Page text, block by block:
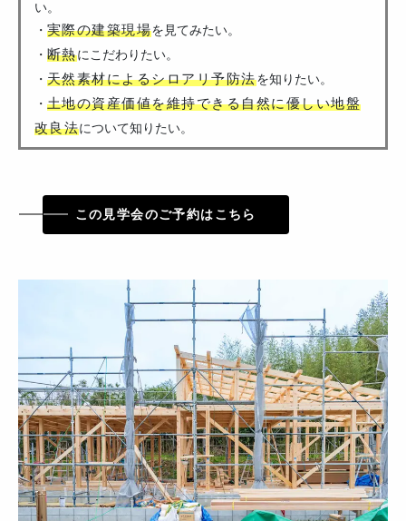
い。
・ 実際の建築現場を見てみたい。
・ 断熱にこだわりたい。
・ 天然素材によるシロアリ予防法を知りたい。
・ 土地の資産価値を維持できる自然に優しい地盤
改良法について知りたい。
この見学会のご予約はこちら